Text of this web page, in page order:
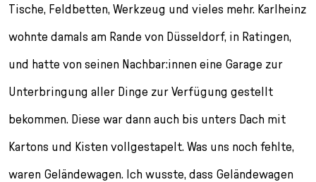
Tische, Feldbetten, Werkzeug und vieles mehr. Karlheinz
wohnte damals am Rande von Düsseldorf, in Ratingen,
und hatte von seinen Nachbar:innen eine Garage zur
Unterbringung aller Dinge zur Verfügung gestellt
bekommen. Diese war dann auch bis unters Dach mit
Kartons und Kisten vollgestapelt. Was uns noch fehlte,
waren Geländewagen. Ich wusste, dass Geländewagen